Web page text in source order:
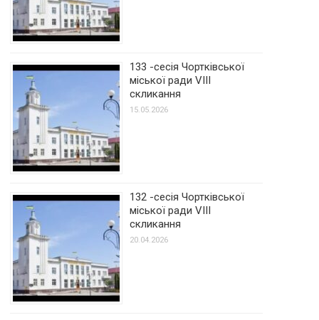
133 -сесія Чортківської
міської ради VIII
скликання
15.05.2026
132 -сесія Чортківської
міської ради VIII
скликання
20.04.2026